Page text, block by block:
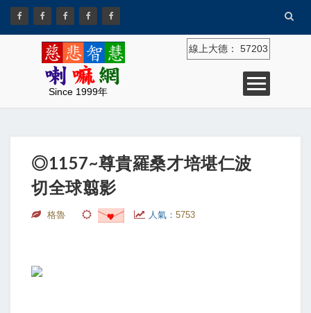
Since 1999年
線上大德： 57203
◎1157~尊貴羅桑才培堪仁波
切全球翦影
格魯 人氣： 5753